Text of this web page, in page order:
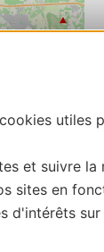
utiles
et suivre la
sites en
d'intérêts